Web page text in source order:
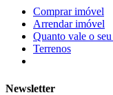
Comprar imóvel
Arrendar imóvel
Quanto vale o
Terrenos
Newsletter